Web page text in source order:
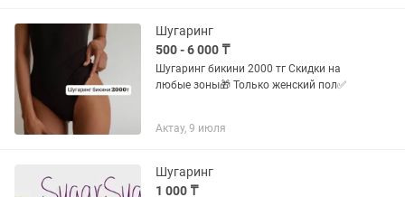
Шугаринг
500 - 6 000 ₸
Шугаринг бикини 2000 тг Скидки на
любые зоны🎁 Только женский пол✅
Актау, 9 июля
Шугаринг
1 000 ₸